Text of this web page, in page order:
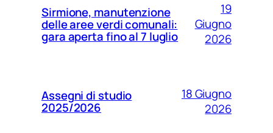
Sirmione, manutenzione
delle aree verdi comunali:
gara aperta fino al 7 luglio
19
Giugno
2026
Assegni di studio
2025/2026
18 Giugno
2026